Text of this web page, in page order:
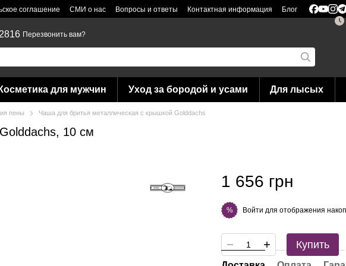
соглашение СМИ о нас Вопросы и ответы Контактная информация Блог
Перезвонить вам?
Косметика для мужчин Уход за бородой и усами Для лысых
пены Чаша для бритья металлическая c крышкой Golddachs
10 см
1 656 грн
% Войти для отображения
Купить